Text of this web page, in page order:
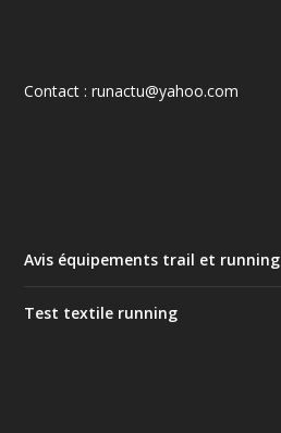
Contact : runactu@yahoo.com
Avis équipements trail et running
Test textile running